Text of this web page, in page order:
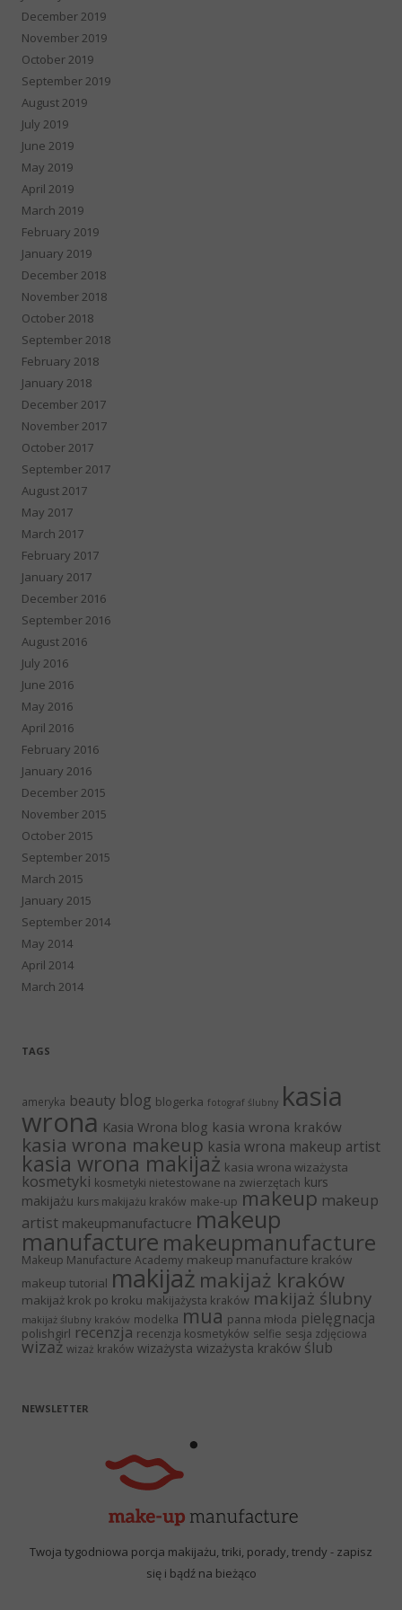
December 2019
November 2019
October 2019
September 2019
August 2019
July 2019
June 2019
May 2019
April 2019
March 2019
February 2019
January 2019
December 2018
November 2018
October 2018
September 2018
February 2018
January 2018
December 2017
November 2017
October 2017
September 2017
August 2017
May 2017
March 2017
February 2017
January 2017
December 2016
September 2016
August 2016
July 2016
June 2016
May 2016
April 2016
February 2016
January 2016
December 2015
November 2015
October 2015
September 2015
March 2015
January 2015
September 2014
May 2014
April 2014
March 2014
TAGS
ameryka beauty blog blogerka fotograf ślubny kasia
wrona Kasia Wrona blog kasia wrona kraków
kasia wrona makeup kasia wrona makeup artist
kasia wrona makijaż kasia wrona wizażysta
kosmetyki kosmetyki nietestowane na zwierzętach kurs
makijażu kurs makijażu kraków make-up makeup makeup
artist makeupmanufactucre makeup
manufacture makeupmanufacture
Makeup Manufacture Academy makeup manufacture kraków
makeup tutorial makijaż makijaż kraków
makijaż krok po kroku makijażysta kraków makijaż ślubny
makijaż ślubny kraków modelka mua panna młoda pielęgnacja
polishgirl recenzja recenzja kosmetyków selfie sesja zdjęciowa
wizaż wizaż kraków wizażysta wizażysta kraków ślub
NEWSLETTER
Twoja tygodniowa porcja makijażu, triki, porady, trendy - zapisz
się i bądź na bieżąco